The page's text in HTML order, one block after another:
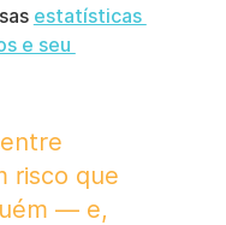
estatísticas
e seu
risco que
— e,